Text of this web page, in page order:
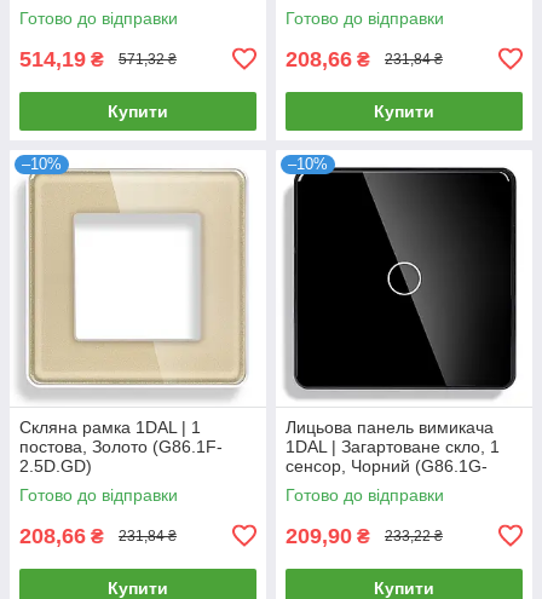
Готово до відправки
514,19 ₴ 571,32 ₴
Купити
Готово до відправки
208,66 ₴ 231,84 ₴
Купити
–10%
Скляна рамка 1DAL | 1
постова, Золото (G86.1F-
2.5D.GD)
Готово до відправки
208,66 ₴ 231,84 ₴
Купити
–10%
Лицьова панель вимикача
1DAL | Загартоване скло, 1
сенсор, Чорний (G86.1G-
2.5D.BL)
Готово до відправки
209,90 ₴ 233,22 ₴
Купити